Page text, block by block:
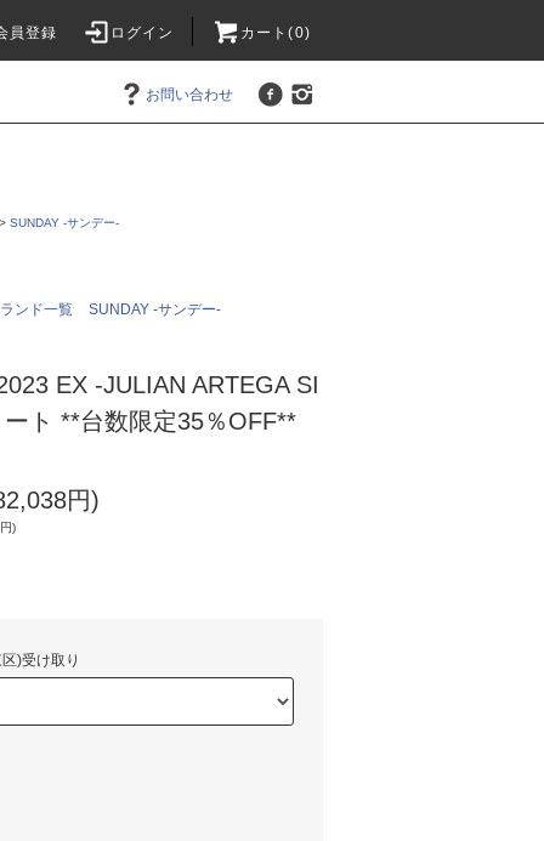
員登録 ログイン カート(0)
お問い合わせ
SUNDAY -サンデー-
ンド一覧 SUNDAY -サンデー-
EX -JULIAN ARTEGA SI
ト **台数限定35％OFF**
円)
)
)受け取り